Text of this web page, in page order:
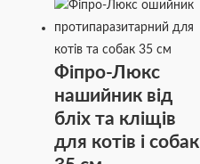
Фіпро-Люкс
нашийник від
бліх та кліщів
для котів і собак